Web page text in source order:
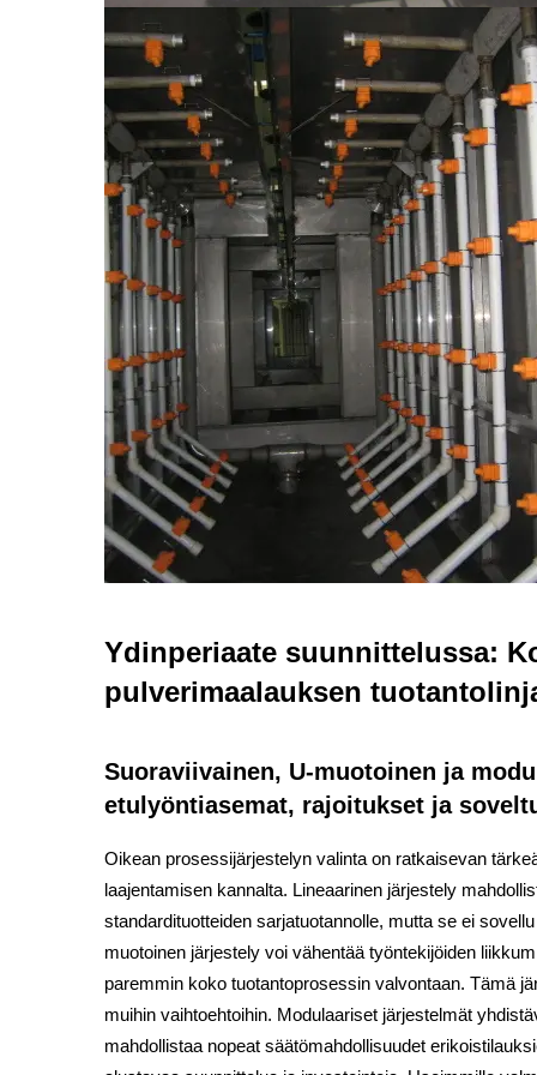
Ydinperiaate suunnittelussa:
pulverimaalauksen
Suoraviivainen, U-muotoinen ja
etulyöntiasemat, rajoitukset ja
Oikean prosessijärjestelyn valinta on ratkaisevan
laajentamisen kannalta. Lineaarinen järjestely
standardituotteiden sarjatuotannolle, mutta se ei
muotoinen järjestely voi vähentää työntekijöiden
paremmin koko tuotantoprosessin valvontaan. Tämä
muihin vaihtoehtoihin. Modulaariset järjestelmät
mahdollistaa nopeat säätömahdollisuudet